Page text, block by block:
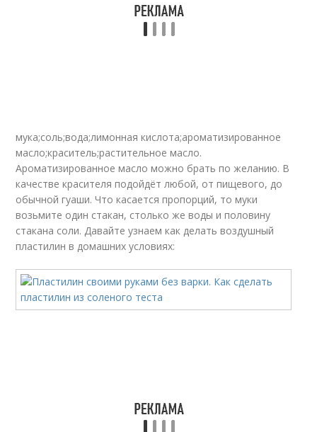
мука;соль;вода;лимонная кислота;ароматизированное
масло;краситель;растительное масло.
Ароматизированное масло можно брать по желанию. В
качестве красителя подойдёт любой, от пищевого, до
обычной гуаши. Что касается пропорций, то муки
возьмите один стакан, столько же воды и половину
стакана соли. Давайте узнаем как делать воздушный
пластилин в домашних условиях: